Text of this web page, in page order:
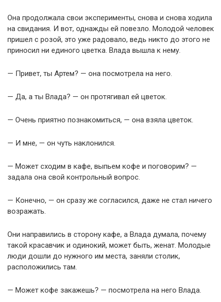
Она продолжала свои эксперименты, снова и снова ходила
на свидания. И вот, однажды ей повезло. Молодой человек
пришел с розой, это уже радовало, ведь никто до этого не
приносил ни единого цветка. Влада вышла к нему.
— Привет, ты Артем? — она посмотрела на него.
— Да, а ты Влада? — он протягивал ей цветок.
— Очень приятно познакомиться, — она взяла цветок.
— И мне, — он чуть наклонился.
— Может сходим в кафе, выпьем кофе и поговорим? —
задала она свой контрольный вопрос.
— Конечно, — он сразу же согласился, даже не стал ничего
возражать.
Они направились в сторону кафе, а Влада думала, почему
такой красавчик и одинокий, может быть, женат. Молодые
люди дошли до нужного им места, заняли столик,
расположились там.
— Может кофе закажешь? — посмотрела на него Влада.